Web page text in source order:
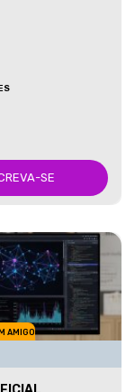
SE
AMIGO